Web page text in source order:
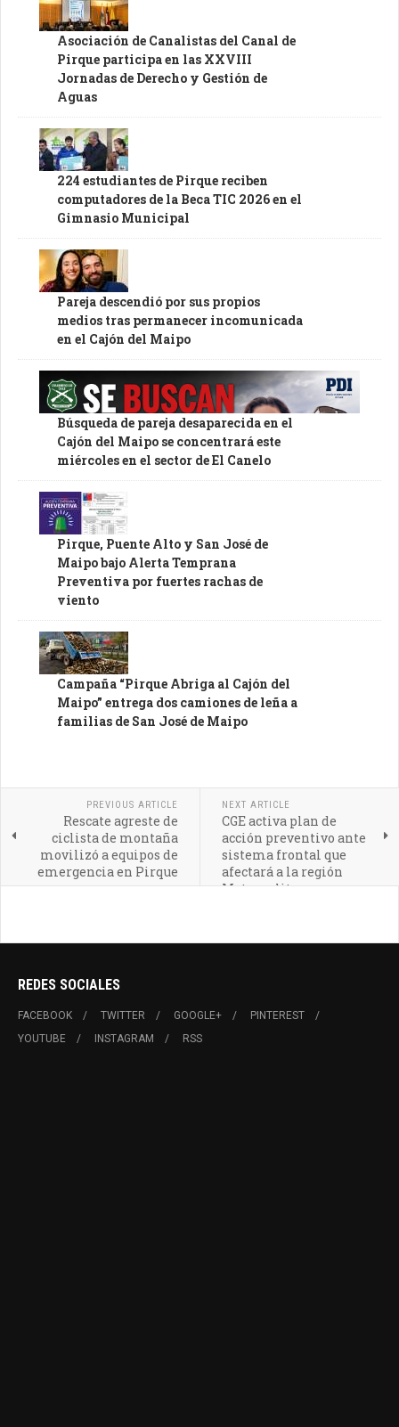
Asociación de Canalistas del Canal de
Pirque participa en las XXVIII
Jornadas de Derecho y Gestión de
Aguas
224 estudiantes de Pirque reciben
computadores de la Beca TIC 2026 en el
Gimnasio Municipal
Pareja descendió por sus propios
medios tras permanecer incomunicada
en el Cajón del Maipo
Búsqueda de pareja desaparecida en el
Cajón del Maipo se concentrará este
miércoles en el sector de El Canelo
Pirque, Puente Alto y San José de
Maipo bajo Alerta Temprana
Preventiva por fuertes rachas de
viento
Campaña “Pirque Abriga al Cajón del
Maipo” entrega dos camiones de leña a
familias de San José de Maipo
PREVIOUS ARTICLE
Rescate agreste de
ciclista de montaña
movilizó a equipos de
emergencia en Pirque
NEXT ARTICLE
CGE activa plan de
acción preventivo ante
sistema frontal que
afectará a la región
Metropolitana
REDES SOCIALES
FACEBOOK TWITTER GOOGLE+
PINTEREST
YOUTUBE
INSTAGRAM RSS